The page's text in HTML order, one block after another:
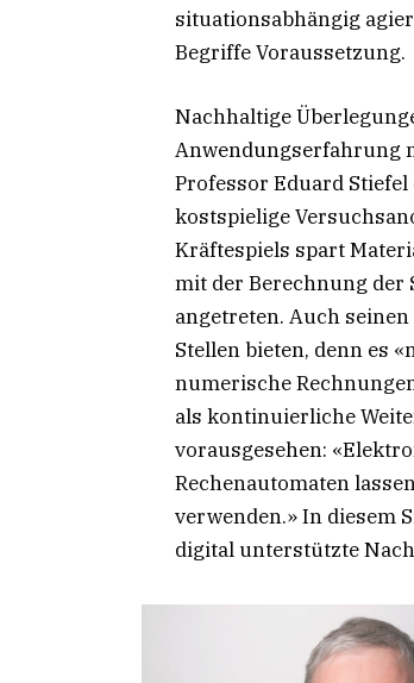
situationsabhängig
Begriffe Voraussetzung.
Nachhaltige
Anwendungserfahrung
Professor Eduard
kostspielige
Kräftespiels spart
mit der Berechnung der
angetreten. Auch
Stellen bieten, denn es
numerische
als kontinuierliche
vorausgesehen:
Rechenautomaten
verwenden.» In diesem
digital unterstützte